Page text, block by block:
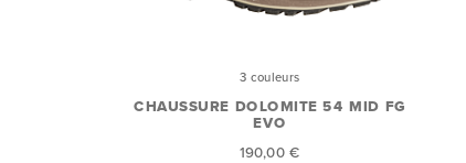
3 couleurs
CHAUSSURE DOLOMITE 54 MID FG
EVO
190,00 €